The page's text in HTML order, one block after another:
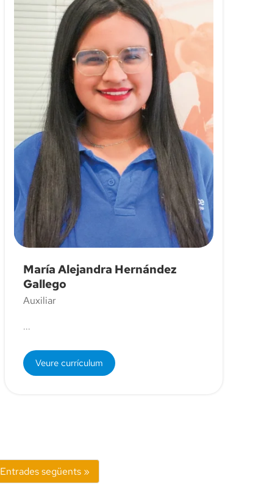
María Alejandra Hernández
Gallego
Auxiliar
...
Veure currículum
Entrades següents »